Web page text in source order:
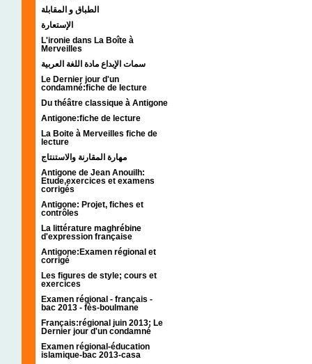
الطباق و المقابلة
الإستعارة
L'ironie dans La Boîte à
Merveilles
سمات الإبداع مادة اللغة العربية
Le Dernier jour d'un
condamné:fiche de lecture
Du théâtre classique à Antigone
Antigone:fiche de lecture
La Boite à Merveilles fiche de
lecture
مهارة المقارنة والاستنتاج
Antigone de Jean Anouilh:
Etude,exercices et examens
corrigés
Antigone: Projet, fiches et
contrôles
La littérature maghrébine
d'expression française
Antigone:Examen régional et
corrigé
Les figures de style; cours et
exercices
Examen régional - français -
bac 2013 - fès-boulmane
Français:régional juin 2013; Le
Dernier jour d'un condamné
Examen régional-éducation
islamique-bac 2013-casa